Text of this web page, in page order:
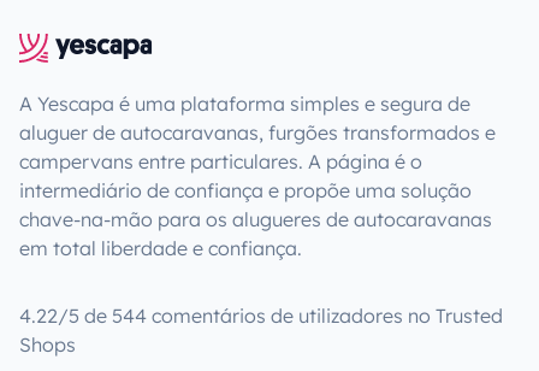
A Yescapa é uma plataforma simples e segura de
aluguer de autocaravanas, furgões transformados e
campervans entre particulares. A página é o
intermediário de confiança e propõe uma solução
chave-na-mão para os alugueres de autocaravanas
em total liberdade e confiança.
4.22/5 de 544 comentários de utilizadores no Trusted
Shops